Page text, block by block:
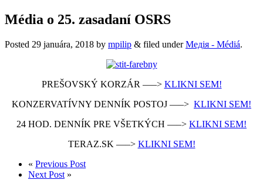
Média o 25. zasadaní OSRS
Posted 29 januára, 2018 by mpilip & filed underМедія - Médiá.
PREŠOVSKÝ KORZÁR —–> KLIKNI SEM!
KONZERVATÍVNY DENNÍK POSTOJ —–> KLIKNI SEM!
24 HOD. DENNÍK PRE VŠETKÝCH —–> KLIKNI SEM!
TERAZ.SK —–> KLIKNI SEM!
« Previous Post
Next Post »